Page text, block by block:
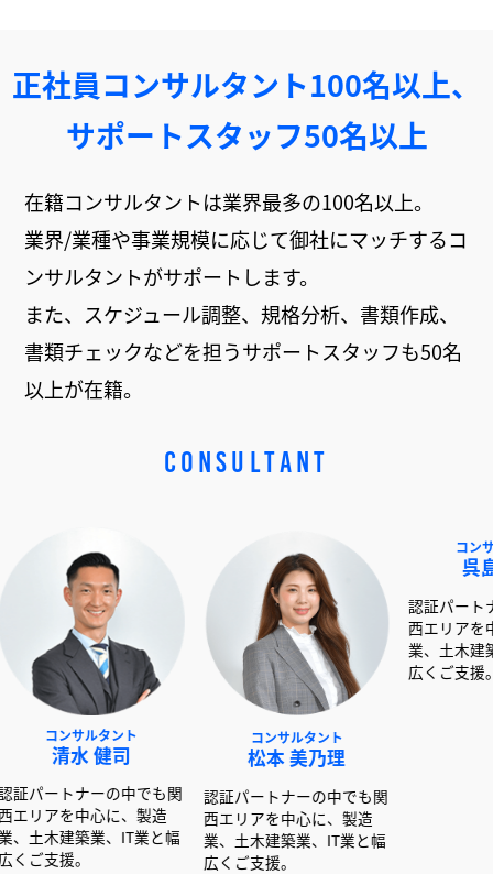
正社員コンサルタント100名以上、
サポートスタッフ50名以上
在籍コンサルタントは業界最多の100名以上。
業界/業種や事業規模に応じて御社にマッチするコ
ンサルタントがサポートします。
また、スケジュール調整、規格分析、書類作成、
書類チェックなどを担うサポートスタッフも50名
以上が在籍。
CONSULTANT
ルタント
ーの中でも関
心に、製造
業、IT業と幅
コンサルタント
松本 美乃理
認証パートナーの中でも関
西エリアを中心に、製造
業、土木建築業、IT業と幅
広くご支援。
認証パートナーの中で
西エリアを中心に、製
業、土木建築業、IT業